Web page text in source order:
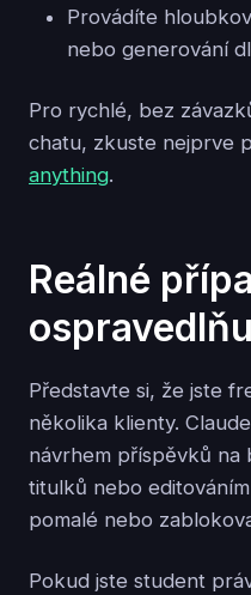
Provádíte
nebo generování
Pro rychlé, bez
chatu, zkuste nejprve
anything.
Reálné
Představte si, že jste
několika klienty.
návrhem příspěvků na
titulků nebo
pomalé nebo
Pokud jste student